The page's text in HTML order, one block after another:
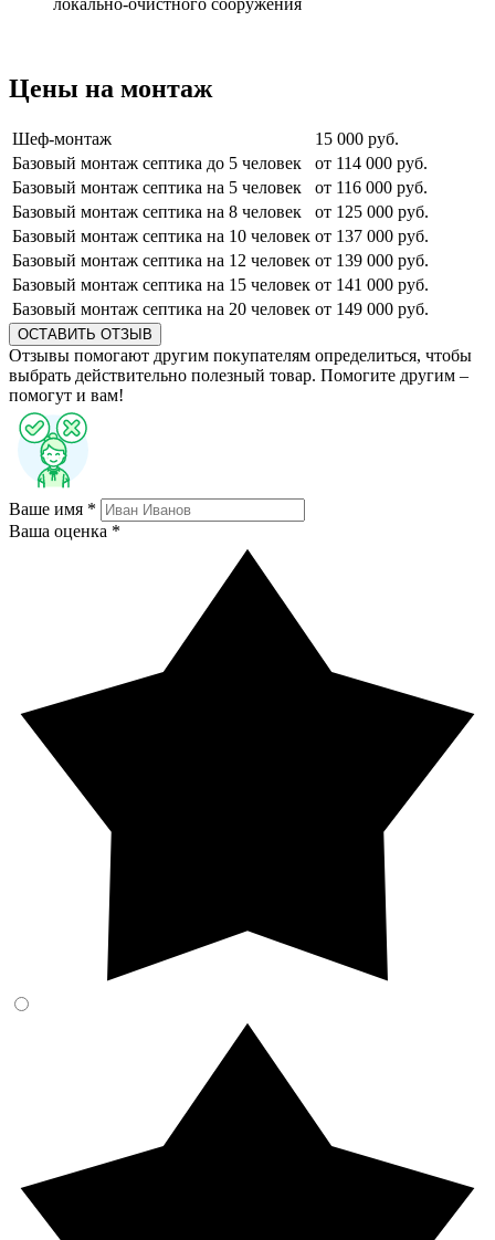
локально-очистного сооружения
Цены на монтаж
Шеф-монтаж
15 000 руб.
Базовый монтаж септика до 5 человек
от 114 000 руб.
Базовый монтаж септика на 5 человек
от 116 000 руб.
Базовый монтаж септика на 8 человек
от 125 000 руб.
Базовый монтаж септика на 10 человек от 137 000 руб.
Базовый монтаж септика на 12 человек от 139 000 руб.
Базовый монтаж септика на 15 человек от 141 000 руб.
Базовый монтаж септика на 20 человек от 149 000 руб.
ОСТАВИТЬ ОТЗЫВ
Отзывы помогают другим покупателям определиться, чтобы
выбрать действительно полезный товар. Помогите другим –
помогут и вам!
Ваше имя *
Ваша оценка *